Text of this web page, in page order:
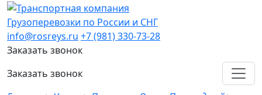
Грузоперевозки по России и СНГ
info@rosreys.ru +7 (981) 330-73-28
Заказать звонок
Заказать звонок